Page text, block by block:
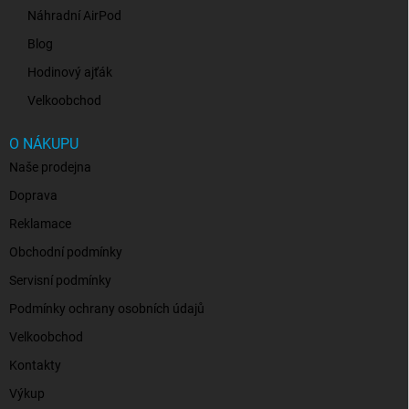
Náhradní AirPod
Blog
Hodinový ajťák
Velkoobchod
O NÁKUPU
Naše prodejna
Doprava
Reklamace
Obchodní podmínky
Servisní podmínky
Podmínky ochrany osobních údajů
Velkoobchod
Kontakty
Výkup